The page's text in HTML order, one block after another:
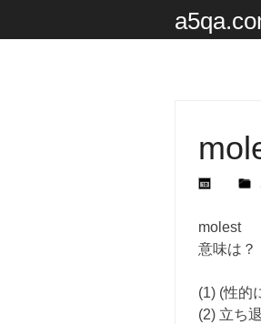
molest
意味は？
(1) (性的
(2) 立ち